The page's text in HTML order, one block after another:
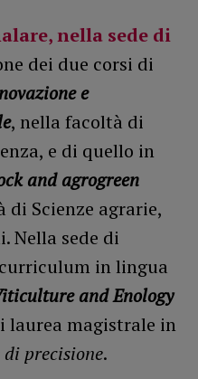
, nella sede di
dei due corsi di
e
, nella facoltà di
e di quello in
and agrogreen
di Scienze agrarie,
Nella sede di
in lingua
and Enology
laurea magistrale in
precisione.